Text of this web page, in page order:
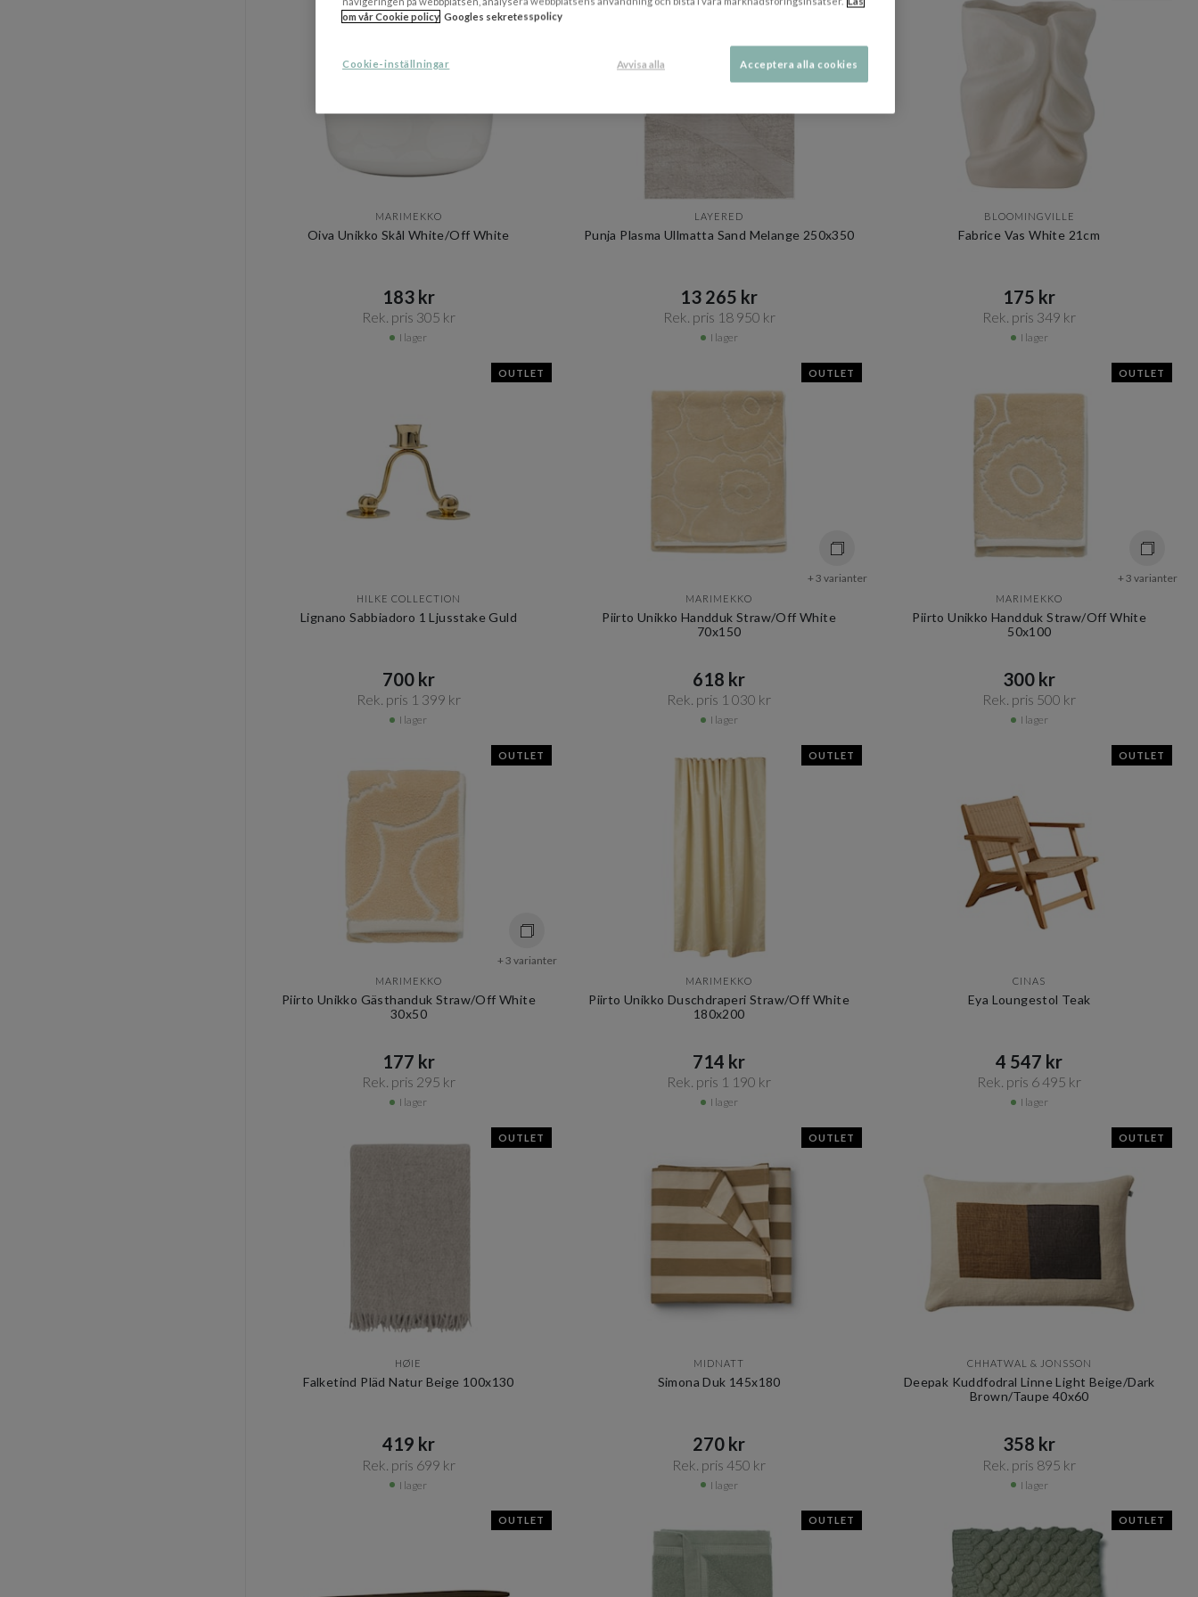
MARIMEKKO
Oiva Unikko Skål White/Off White
183 kr​​
Rek. pris 305 kr​​
I lager
LAYERED
Punja Plasma Ullmatta Sand Melange 250x350
13 265 kr​​
Rek. pris 18 950 kr​​
I lager
BLOOMINGVILLE
Fabrice Vas White 21cm
175 kr​​
Rek. pris 349 kr​​
I lager
OUTLET
HILKE COLLECTION
Lignano Sabbiadoro 1 Ljusstake Guld
700 kr​​
Rek. pris 1 399 kr​​
I lager
OUTLET
+ 3 varianter
MARIMEKKO
Piirto Unikko Handduk Straw/Off White
70x150
618 kr​​
Rek. pris 1 030 kr​​
I lager
OUTLET
+ 3 varianter
MARIMEKKO
Piirto Unikko Handduk Straw/Off White
50x100
300 kr​​
Rek. pris 500 kr​​
I lager
OUTLET
+ 3 varianter
MARIMEKKO
Piirto Unikko Gästhanduk Straw/Off White
30x50
177 kr​​
Rek. pris 295 kr​​
I lager
OUTLET
MARIMEKKO
Piirto Unikko Duschdraperi Straw/Off White
180x200
714 kr​​
Rek. pris 1 190 kr​​
I lager
OUTLET
CINAS
Eya Loungestol Teak
4 547 kr​​
Rek. pris 6 495 kr​​
I lager
OUTLET
HØIE
Falketind Pläd Natur Beige 100x130
419 kr​​
Rek. pris 699 kr​​
I lager
OUTLET
MIDNATT
Simona Duk 145x180
270 kr​​
Rek. pris 450 kr​​
I lager
OUTLET
CHHATWAL & JONSSON
Deepak Kuddfodral Linne Light Beige/Dark
Brown/Taupe 40x60
358 kr​​
Rek. pris 895 kr​​
I lager
OUTLET OUTLET OUTLET
om vår Cookie policy Googles sekretesspolicy
Cookie-inställningar Avvisa alla Acceptera alla cookies